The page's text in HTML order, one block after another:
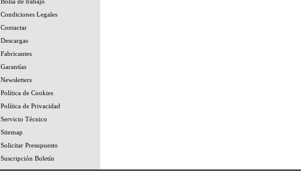
Condiciones Legales
Contactar
Descargas
Fabricantes
Garantías
Newsletters
Política de Cookies
Política de Privacidad
Servicio Técnico
Sitemap
Solicitar Presupuesto
Suscripción Boletín